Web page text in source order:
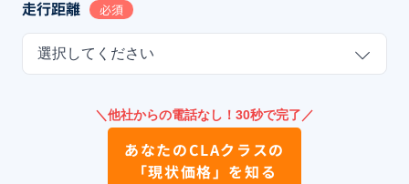
走行距離 必須
選択してください
＼他社からの電話なし！30秒で完了／
あなたのCLAクラスの
「現状価格」を知る